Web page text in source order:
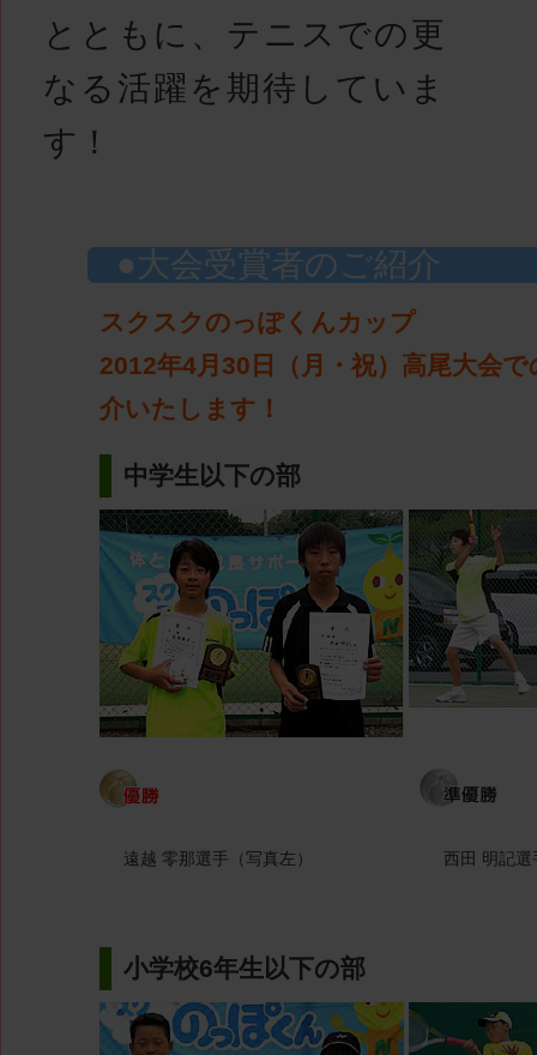
とともに、テニスでの更
なる活躍を期待していま
す！
大会受賞者のご紹介
スクスクのっぽくんカップ
2012年4月30日（月・祝）高尾大会
介いたします！
中学生以下の部
遠越 零那選手（写真左） 西田 明記選
小学校6年生以下の部